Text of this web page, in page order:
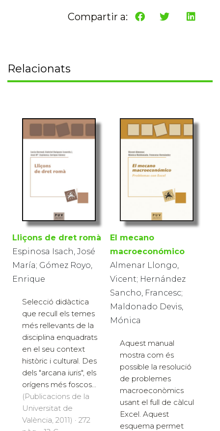
Compartir a:
Relacionats
Lliçons de dret romà
Espinosa Isach, José
María; Gómez Royo,
Enrique
Selecció didàctica
que recull els temes
més rellevants de la
disciplina enquadrats
en el seu context
històric i cultural. Des
dels "arcana iuris", els
orígens més foscos...
(Publicacions de la
Universitat de
València, 2011) · 272
El mecano
macroeconómico
Almenar Llongo,
Vicent; Hernández
Sancho, Francesc;
Maldonado Devis,
Mónica
Aquest manual
mostra com és
possible la resolució
de problemes
macroeconòmics
usant el full de càlcul
Excel. Aquest
esquema permet